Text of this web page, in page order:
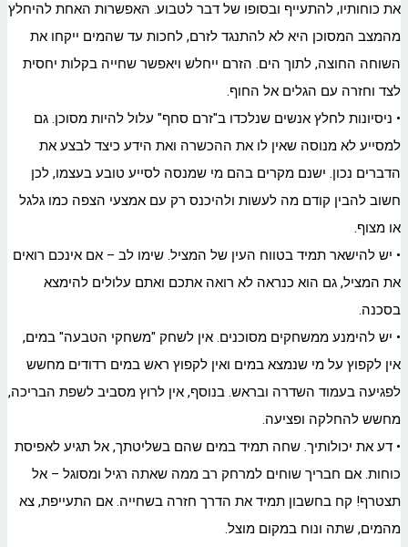
את כוחותיו, להתעייף ובסופו של דבר לטבוע. האפשרות האחת להיחלץ
מהמצב המסוכן היא לא להתנגד לזרם, לחכות עד שהמים ייקחו את
השוחה החוצה, לתוך הים. הזרם ייחלש ויאפשר שחייה בקלות יחסית
לצד וחזרה עם הגלים אל החוף.
• ניסיונות לחלץ אנשים שנלכדו ב"זרם סחף" עלול להיות מסוכן. גם
למסייע לא מנוסה שאין לו את ההכשרה ואת הידע כיצד לבצע את
הדברים נכון. ישנם מקרים בהם מי שמנסה לסייע טובע בעצמו, לכן
חשוב להבין קודם מה לעשות ולהיכנס רק עם אמצעי הצפה כמו גלגל
או מצוף.
• יש להישאר תמיד בטווח העין של המציל. שימו לב – אם אינכם רואים
את המציל, גם הוא כנראה לא רואה אתכם ואתם עלולים להימצא
בסכנה.
• יש להימנע ממשחקים מסוכנים. אין לשחק "משחקי הטבעה" במים,
אין לקפוץ על מי שנמצא במים ואין לקפוץ ראש במים רדודים מחשש
לפגיעה בעמוד השדרה ובראש. בנוסף, אין לרוץ מסביב לשפת הבריכה,
מחשש להחלקה ופציעה.
• דע את יכולותיך. שחה תמיד במים שהם בשליטתך, אל תגיע לאפיסת
כוחות. אם חבריך שוחים למרחק רב ממה שאתה רגיל ומסוגל – אל
תצטרף! קח בחשבון תמיד את הדרך חזרה בשחייה. אם התעייפת, צא
מהמים, שתה ונוח במקום מוצל.